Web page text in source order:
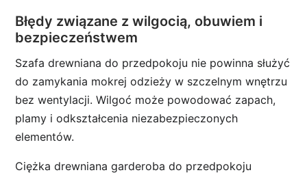
Błędy związane z wilgocią, obuwiem i
bezpieczeństwem
Szafa drewniana do przedpokoju nie powinna służyć
do zamykania mokrej odzieży w szczelnym wnętrzu
bez wentylacji. Wilgoć może powodować zapach,
plamy i odkształcenia niezabezpieczonych
elementów.
Ciężka drewniana garderoba do przedpokoju